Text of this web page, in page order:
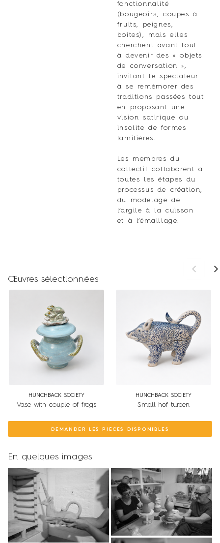
fonctionnalité
(bougeoirs, coupes à
fruits, peignes,
boîtes), mais elles
cherchent avant tout
à devenir des « objets
de conversation »,
invitant le spectateur
à se remémorer des
traditions passées tout
en proposant une
vision satirique ou
insolite de formes
familières.
Les membres du
collectif collaborent à
toutes les étapes du
processus de création,
du modelage de
l’argile à la cuisson
et à l’émaillage.
Œuvres sélectionnées
HUNCHBACK SOCIETY
Vase with couple of frogs
HUNCHBACK SOCIETY
Small hof tureen
DEMANDER LES PIÈCES DISPONIBLES
En quelques images